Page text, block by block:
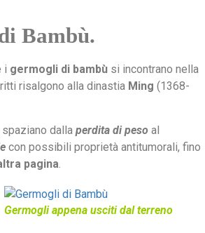
Bambù.
i germogli di bambù si incontrano nella
risalgono alla dinastia Ming (1368-
dalla perdita di peso al
con possibili proprietà antitumorali, fino
pagina
Germogli appena usciti dal terreno